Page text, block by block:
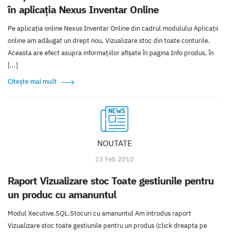
în aplicația Nexus Inventar Online
Pe aplicația online Nexus Inventar Online din cadrul modulului Aplicații
online am adăugat un drept nou, Vizualizare stoc din toate conturile.
Aceasta are efect asupra informațiilor afișate în pagina Info produs, în
[...]
Citește mai mult
NOUTATE
13 Feb 2010
Raport Vizualizare stoc Toate gestiunile pentru
un produc cu amanuntul
Modul Xecutive.SQL.Stocuri cu amanuntul Am introdus raport
Vizualizare stoc toate gestiunile pentru un produs (click dreapta pe